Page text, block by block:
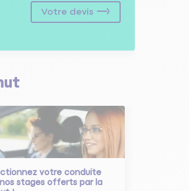
Votre devis
votre conduite
stages offerts par la